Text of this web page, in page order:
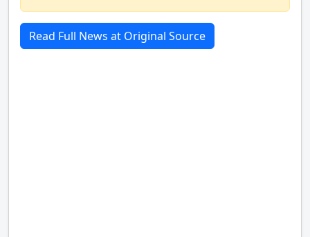
Read Full News at Original Source